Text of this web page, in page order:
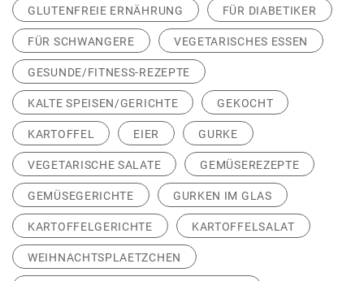
GLUTENFREIE ERNÄHRUNG FÜR DIABETIKER
FÜR SCHWANGERE VEGETARISCHES ESSEN
GESUNDE/FITNESS-REZEPTE
KALTE SPEISEN/GERICHTE GEKOCHT
KARTOFFEL EIER GURKE
VEGETARISCHE SALATE GEMÜSEREZEPTE
GEMÜSEGERICHTE GURKEN IM GLAS
KARTOFFELGERICHTE KARTOFFELSALAT
WEIHNACHTSPLAETZCHEN